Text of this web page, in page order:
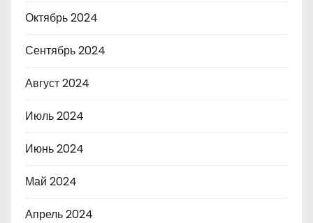
Октябрь 2024
Сентябрь 2024
Август 2024
Июль 2024
Июнь 2024
Май 2024
Апрель 2024